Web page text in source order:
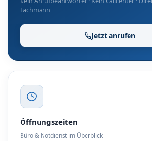
Fachmann
Jetzt anrufen
Öffnungszeiten
Büro & Notdienst im Überblick